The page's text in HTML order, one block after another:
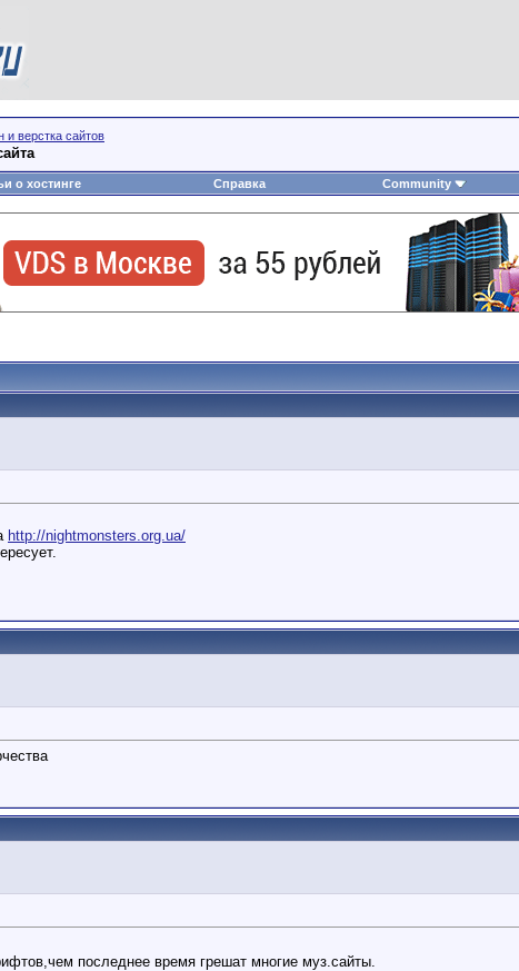
и верстка сайтов
о хостинге Справка Community
http://nightmonsters.org.ua/
последнее время грешат многие муз.сайты.